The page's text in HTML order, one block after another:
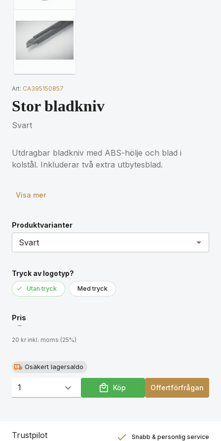
Art: CA395150857
Stor bladkniv
Svart
Utdragbar bladkniv med ABS-hölje och blad i
kolstål. Inkluderar två extra utbytesblad.
Visa mer
Produktvarianter
Tryck av logotyp?
Utan tryck Med tryck
Pris
20 kr inkl. moms (25%)
Osäkert lagersaldo
Köp Offertförfrågan
Trustpilot Snabb & personlig service